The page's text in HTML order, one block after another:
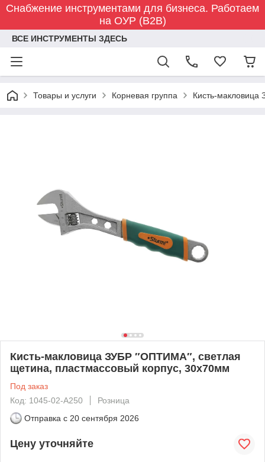
Снабжение инструментами для бизнеса. Работаем
на ОУР (B2B)
ВСЕ ИНСТРУМЕНТЫ ЗДЕСЬ
Товары и услуги Корневая группа Кисть-
Кисть-макловица ЗУБР ″ОПТИМА″, светлая
щетина, пластмассовый корпус, 30х70мм
Под заказ
Код: 1045-02-A250
Розница
Отправка с 20 сентября 2026
Цену уточняйте